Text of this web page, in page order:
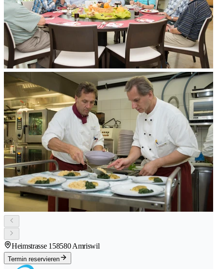
Heimstrasse 158580 Amriswil
Termin reservieren